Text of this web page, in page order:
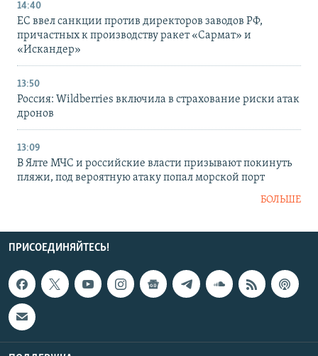
14:40
ЕС ввел санкции против директоров заводов РФ,
причастных к производству ракет «Сармат» и
«Искандер»
13:50
Россия: Wildberries включила в страхование риски атак
дронов
13:09
В Ялте МЧС и российские власти призывают покинуть
пляжи, под вероятную атаку попал морской порт
БОЛЬШЕ
ПРИСОЕДИНЯЙТЕСЬ!